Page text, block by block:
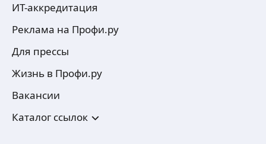
ИТ-аккредитация
Реклама на Профи.ру
Для прессы
Жизнь в Профи.ру
Вакансии
Каталог ссылок